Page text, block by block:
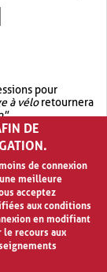
pour
à véloretournera
.
.garage OR vélo
à vélo
DE
de connexion
meilleure
acceptez
aux conditions
en modifiant
le recours aux